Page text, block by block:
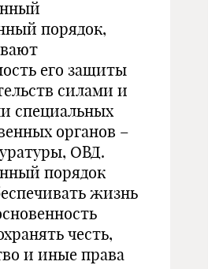
порядок,
его защиты
силами и
специальных
органов –
ОВД.
порядок
жизнь
честь,
и иные права